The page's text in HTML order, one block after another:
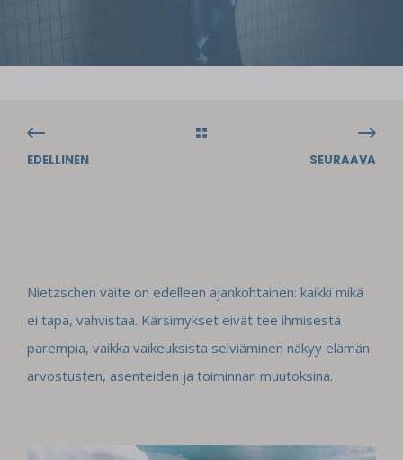
EDELLINEN SEURAAVA
Nietzschen väite on edelleen ajankohtainen: kaikki mikä
ei tapa, vahvistaa. Kärsimykset eivät tee ihmisestä
parempia, vaikka vaikeuksista selviäminen näkyy elämän
arvostusten, asenteiden ja toiminnan muutoksina.